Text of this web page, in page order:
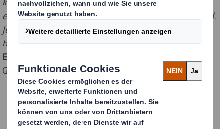
eigenen Verpackungen zu 100 Prozent recycelbar sind.
Jetzt richten wir unseren Blick über die von uns
hergestellten Verpackungen hinaus.“, sagtJonathan
Edmunds, Head of Recyclability, Sustainability and
Government Affairs bei DS Smith Recycling.